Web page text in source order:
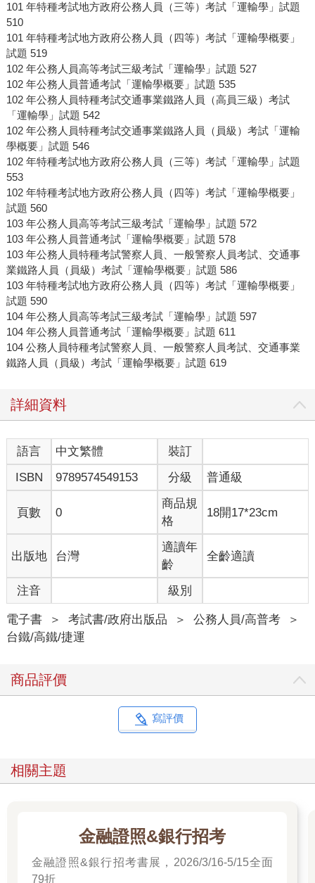
101 年特種考試地方政府公務人員（三等）考試「運輸學」試題
510
101 年特種考試地方政府公務人員（四等）考試「運輸學概要」
試題 519
102 年公務人員高等考試三級考試「運輸學」試題 527
102 年公務人員普通考試「運輸學概要」試題 535
102 年公務人員特種考試交通事業鐵路人員（高員三級）考試
「運輸學」試題 542
102 年公務人員特種考試交通事業鐵路人員（員級）考試「運輸
學概要」試題 546
102 年特種考試地方政府公務人員（三等）考試「運輸學」試題
553
102 年特種考試地方政府公務人員（四等）考試「運輸學概要」
試題 560
103 年公務人員高等考試三級考試「運輸學」試題 572
103 年公務人員普通考試「運輸學概要」試題 578
103 年公務人員特種考試警察人員、一般警察人員考試、交通事
業鐵路人員（員級）考試「運輸學概要」試題 586
103 年特種考試地方政府公務人員（四等）考試「運輸學概要」
試題 590
104 年公務人員高等考試三級考試「運輸學」試題 597
104 年公務人員普通考試「運輸學概要」試題 611
104 公務人員特種考試警察人員、一般警察人員考試、交通事業
鐵路人員（員級）考試「運輸學概要」試題 619
詳細資料
語言 中文繁體
裝訂
ISBN
9789574549153 分級 普通級
頁數 0
商品規
格
18開17*23cm
出版地 台灣
適讀年
齡
全齡適讀
注音 級別
電子書 ＞ 考試書/政府出版品 ＞ 公務人員/高普考
＞
台鐵/高鐵/捷運
商品評價
寫評價
相關主題
金融證照&銀行招考
金融證照&銀行招考書展，2026/3/16-5/15全面
79折